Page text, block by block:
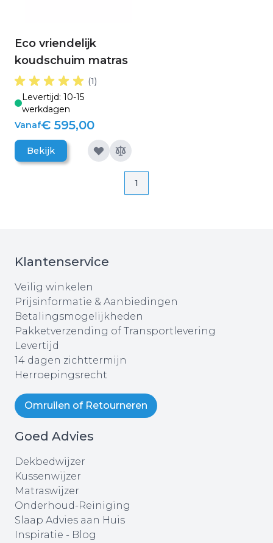
Eco vriendelijk
koudschuim matras
(1)
Levertijd: 10-15
werkdagen
Vanaf€ 595,00
Bekijk
Pagina
Pagina
1
Klantenservice
Veilig winkelen
Prijsinformatie & Aanbiedingen
Betalingsmogelijkheden
Pakketverzending of Transportlevering
Levertijd
14 dagen zichttermijn
Herroepingsrecht
Omruilen of Retourneren
Goed Advies
Dekbedwijzer
Kussenwijzer
Matraswijzer
Onderhoud-Reiniging
Slaap Advies aan Huis
Inspiratie - Blog